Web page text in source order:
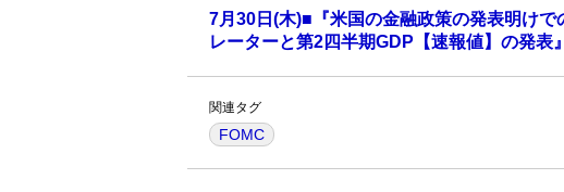
7月30日(木)■『米国の金融政策の発表明け
レーターと第2四半期GDP【速報値】の発
関連タグ
FOMC